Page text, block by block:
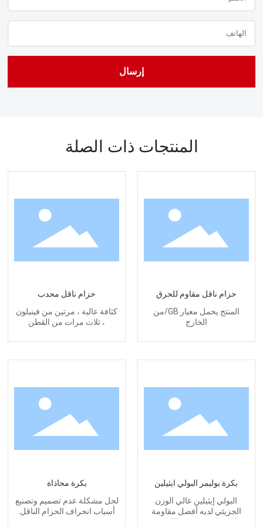
إرسال
المنتجات ذات الصلة
حزام ناقل مقاوم للحرق
المنتج يحمل معيار GB/من
الخارج
حزام ناقل محدب
كثافة عالية ، مرتين من فينيلون
، ثلاث مرات من القطن
بكرة بوليمر البولي ايثيلين
البولي إيثيلين عالي الوزن
الجزيئي لديه أفضل مقاومة
للاهتراء بين جميع اللدائن
بكرة محاذاة
لحل مشكلة عدم تصميم وتصنيع
أسباب انحراف الحزام الناقل.